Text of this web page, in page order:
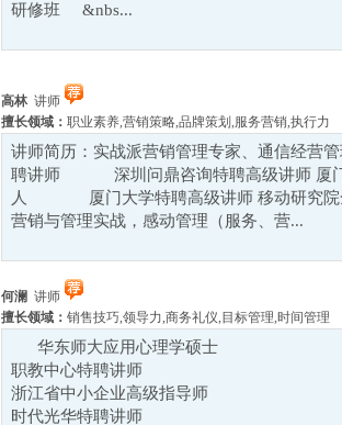
研修班 &nbs...
高林 讲师
擅长领域： 职业素养,营销策略,品牌策划 ,服务营销,执行力
讲师简历：实战派营销管理专家、通信经营
聘讲师 深圳问鼎咨询特聘高级讲师 厦门
人 厦门大学特聘高级讲师 移动研究院
营销与管理实战，感动管理（服务、营...
何澜 讲师
擅长领域： 销售技巧,领导力,商务礼仪, 目标管理,时间管理
华东师大应用心理学硕士
职教中心特聘讲师
浙江省中小企业高级指导师
时代光华特聘讲师